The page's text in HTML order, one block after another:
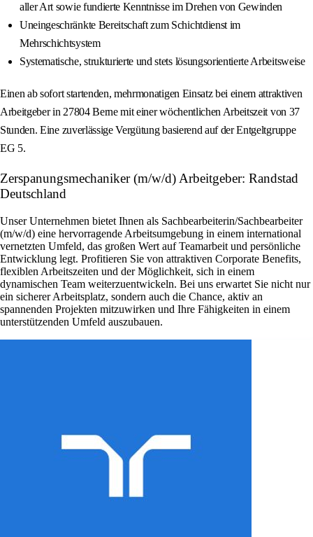
aller Art sowie fundierte Kenntnisse im Drehen von Gewinden
Uneingeschränkte Bereitschaft zum Schichtdienst im
Mehrschichtsystem
Systematische, strukturierte und stets lösungsorientierte Arbeitsweise
Einen ab sofort startenden, mehrmonatigen Einsatz bei einem attraktiven
Arbeitgeber in 27804 Berne mit einer wöchentlichen Arbeitszeit von 37
Stunden. Eine zuverlässige Vergütung basierend auf der Entgeltgruppe
EG 5.
Zerspanungsmechaniker (m/w/d) Arbeitgeber: Randstad
Deutschland
Unser Unternehmen bietet Ihnen als Sachbearbeiterin/Sachbearbeiter
(m/w/d) eine hervorragende Arbeitsumgebung in einem international
vernetzten Umfeld, das großen Wert auf Teamarbeit und persönliche
Entwicklung legt. Profitieren Sie von attraktiven Corporate Benefits,
flexiblen Arbeitszeiten und der Möglichkeit, sich in einem
dynamischen Team weiterzuentwickeln. Bei uns erwartet Sie nicht nur
ein sicherer Arbeitsplatz, sondern auch die Chance, aktiv an
spannenden Projekten mitzuwirken und Ihre Fähigkeiten in einem
unterstützenden Umfeld auszubauen.